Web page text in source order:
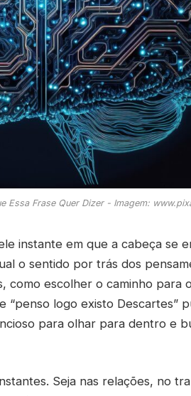
Essa Frase Quer Dizer - Imagem:
instante em que a cabeça se
o sentido por trás dos
como escolher o caminho para
“penso logo existo Descartes”
para olhar para dentro e
Seja nas relações, no